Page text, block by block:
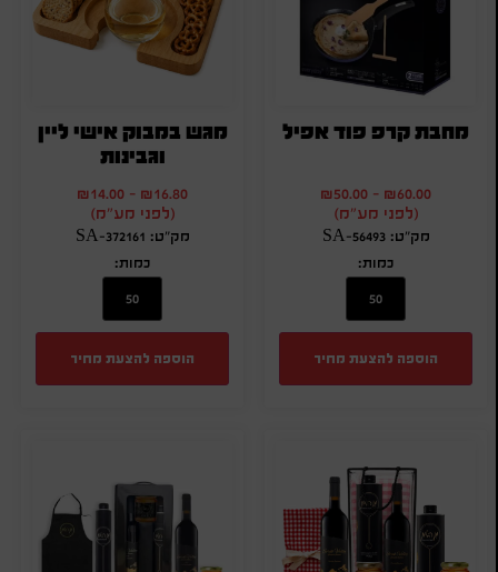
מחבת קרפ פוד אפיל
₪60.00
-
₪50.00
(לפני מע"מ)
מק"ט: SA-56493
כמות:
הוספה להצעת מחיר
מגש במבוק אישי ליין
וגבינות
₪16.80
-
₪14.00
(לפני מע"מ)
מק"ט: SA-372161
כמות:
הוספה להצעת מחיר